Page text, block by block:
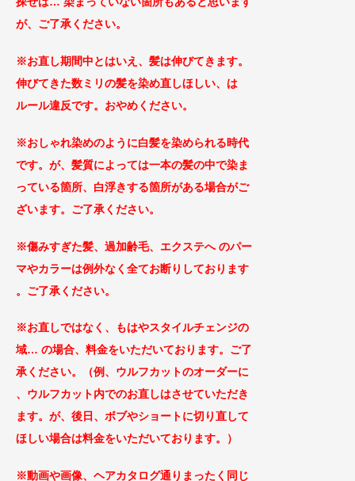
が、ご了承ください。
※お直し期間中とはいえ、髪は伸びてきます。
伸びてきた数ミリの髪を染め直しほしい、は
ルール違反です。おやめください。
※おしゃれ染めのように白髪を染められる時代
です。が、髪質によっては一本の髪の中で染ま
っている箇所、白浮きする箇所がある場合がご
ざいます。ご了承ください。
※傷みすぎた髪、過加齢毛、エクステへ のパー
マやカラーは例外なく全てお断りしております
。 ご了承ください。
※お直しではなく、もはやスタイルチェンジの
域… の場合、料金をいただいております。ご了
承ください。（例、ウルフカットのオーダーに
、ウルフカット内でのお直しはさせていただき
ます。が、後日、ボブやショートに切り直して
ほしい場合は料金をいただいております。）
※動画や画像、ヘアカタログ通りまったく同じ